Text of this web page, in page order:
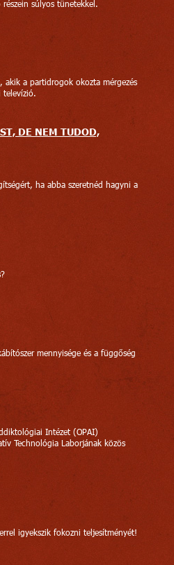
súlyos tünetekkel.
akik a partidrogok okozta mérgezés
televízió.
DE NEM TUDOD,
ha abba szeretnéd hagyni a
mennyisége és a függőség
Intézet (OPAI)
Technológia Laborjának közös
igyekszik fokozni teljesítményét!